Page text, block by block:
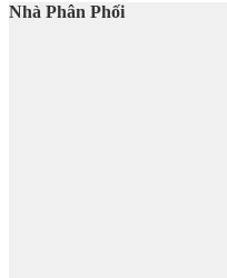
Nhà Phân Phối